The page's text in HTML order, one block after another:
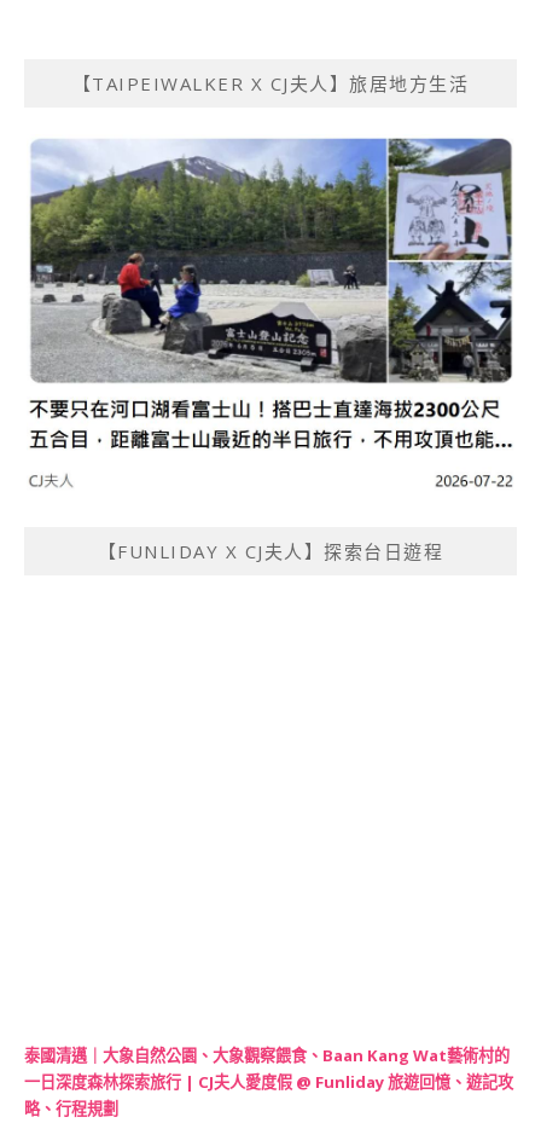
【TAIPEIWALKER X CJ夫人】旅居地方生活
【FUNLIDAY X CJ夫人】探索台日遊程
泰國清邁｜大象自然公園、大象觀察餵食、Baan Kang Wat藝術村的
一日深度森林探索旅行 | CJ夫人愛度假 @ Funliday 旅遊回憶、遊記攻
略、行程規劃